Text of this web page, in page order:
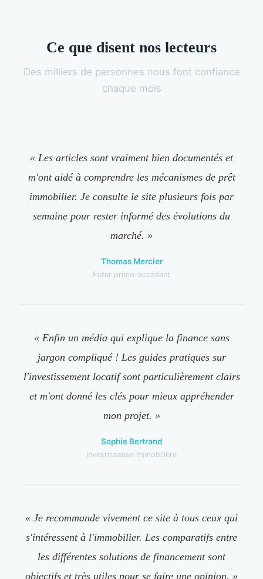
Ce que disent nos lecteurs
Des milliers de personnes nous font confiance
chaque mois
« Les articles sont vraiment bien documentés et
m'ont aidé à comprendre les mécanismes de prêt
immobilier. Je consulte le site plusieurs fois par
semaine pour rester informé des évolutions du
marché. »
Thomas Mercier
Futur primo-accédant
« Enfin un média qui explique la finance sans
jargon compliqué ! Les guides pratiques sur
l'investissement locatif sont particulièrement clairs
et m'ont donné les clés pour mieux appréhender
mon projet. »
Sophie Bertrand
Investisseuse immobilière
« Je recommande vivement ce site à tous ceux qui
s'intéressent à l'immobilier. Les comparatifs entre
les différentes solutions de financement sont
objectifs et très utiles pour se faire une opinion. »